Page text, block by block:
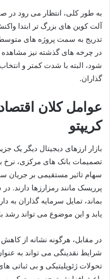
به طور کلی، انتظار می رود در
آلت کوین های بزرگ تر ابتدا
تدریج به سمت پروژه های
در چرخه های گذشته نیز مشاهده
شود، البته با شدت کمتر و
گذاران.
عوامل کلان
کریپتو
بازار ارزهای دیجیتال دیگر یک
تصمیمات بانک های مرکزی، نرخ
سهام تاثیر مستقیمی بر جریان
پرریسک مانند رمزارزها دارند.
بماند، تمایل سرمایه گذاران
یابد و این موضوع می تواند رشد
در مقابل، هرگونه نشانه از
شرایط نقدینگی می تواند به
تحولات ژئوپلیتیکی و بی ثباتی